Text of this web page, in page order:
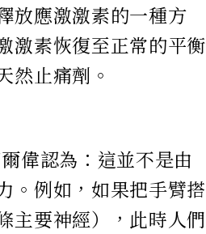
放應激激素的一種方
激素恢復至正常的平衡
然止痛劑。
偉認為：這並不是由
。例如，如果把手臂搭
主要神經），此時人們